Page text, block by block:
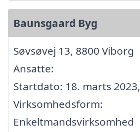
Baunsgaard Byg
Søvsøvej 13, 8800 Viborg
Ansatte:
Startdato: 18. marts 2023,
Virksomhedsform:
Enkeltmandsvirksomhed